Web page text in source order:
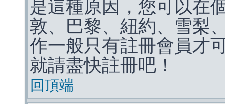
是這種原因，您可以在
敦、巴黎、紐約、雪梨
作一般只有註冊會員才
就請盡快註冊吧！
回頂端